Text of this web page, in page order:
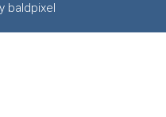
baldpixel